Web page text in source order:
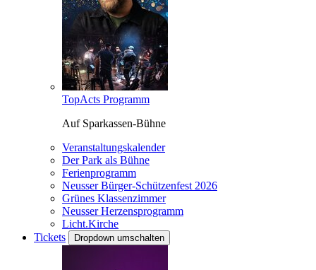
TopActs Programm
Auf Sparkassen-Bühne
Veranstaltungskalender
Der Park als Bühne
Ferienprogramm
Neusser Bürger-Schützenfest 2026
Grünes Klassenzimmer
Neusser Herzensprogramm
Licht.Kirche
Tickets
Dropdown umschalten